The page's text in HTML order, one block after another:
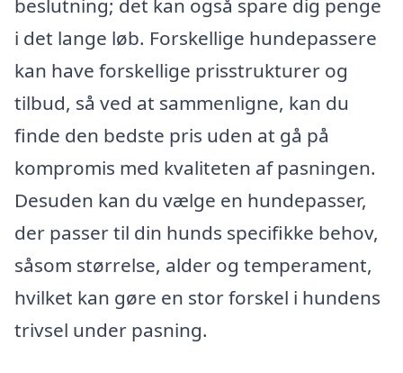
beslutning; det kan også spare dig penge
i det lange løb. Forskellige hundepassere
kan have forskellige prisstrukturer og
tilbud, så ved at sammenligne, kan du
finde den bedste pris uden at gå på
kompromis med kvaliteten af pasningen.
Desuden kan du vælge en hundepasser,
der passer til din hunds specifikke behov,
såsom størrelse, alder og temperament,
hvilket kan gøre en stor forskel i hundens
trivsel under pasning.